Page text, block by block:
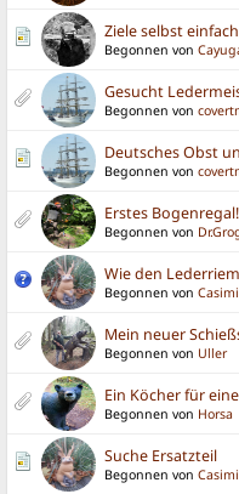
Ziele selbst
Begonnen von
Gesucht
Begonnen von
Deutsches Obst
Begonnen von
Erstes Bogenregal!
Begonnen von
Wie den
Begonnen von
Mein neuer
Begonnen von Uller
Ein Köcher für
Begonnen von Horsa
Suche Ersatzteil
Begonnen von